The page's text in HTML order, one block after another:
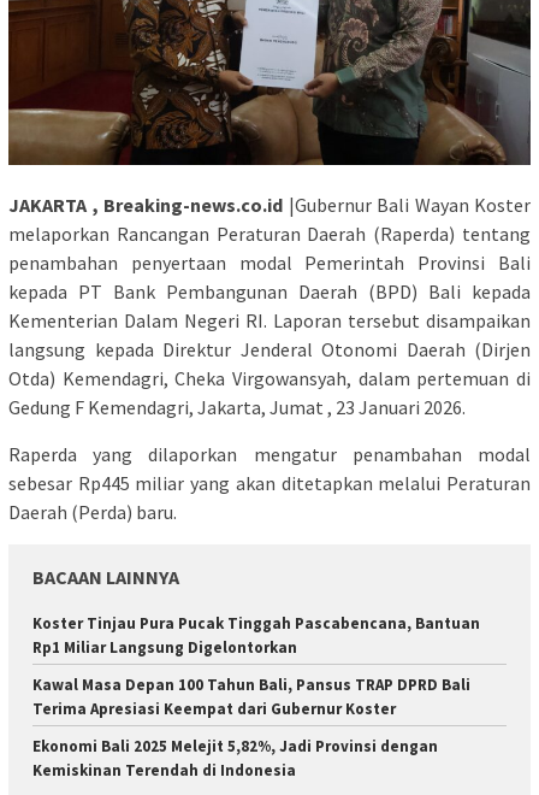
JAKARTA , Breaking-news.co.id |Gubernur Bali Wayan Koster
melaporkan Rancangan Peraturan Daerah (Raperda) tentang
penambahan penyertaan modal Pemerintah Provinsi Bali
kepada PT Bank Pembangunan Daerah (BPD) Bali kepada
Kementerian Dalam Negeri RI. Laporan tersebut disampaikan
langsung kepada Direktur Jenderal Otonomi Daerah (Dirjen
Otda) Kemendagri, Cheka Virgowansyah, dalam pertemuan di
Gedung F Kemendagri, Jakarta, Jumat , 23 Januari 2026.
Raperda yang dilaporkan mengatur penambahan modal
sebesar Rp445 miliar yang akan ditetapkan melalui Peraturan
Daerah (Perda) baru.
BACAAN LAINNYA
Koster Tinjau Pura Pucak Tinggah Pascabencana, Bantuan
Rp1 Miliar Langsung Digelontorkan
Kawal Masa Depan 100 Tahun Bali, Pansus TRAP DPRD Bali
Terima Apresiasi Keempat dari Gubernur Koster
Ekonomi Bali 2025 Melejit 5,82%, Jadi Provinsi dengan
Kemiskinan Terendah di Indonesia